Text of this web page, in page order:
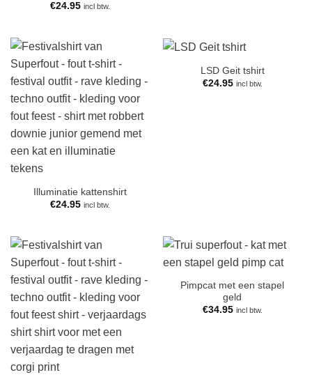
€24.95 incl btw.
Illuminatie kattenshirt
€24.95 incl btw.
LSD Geit tshirt
€24.95 incl btw.
Pimpcat met een stapel
geld
€34.95 incl btw.